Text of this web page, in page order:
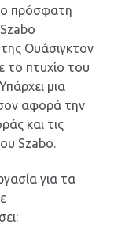
πρόσφατη
Ουάσιγκτον
το πτυχίο του
μια
αφορά την
και τις
Szabo.
για τα